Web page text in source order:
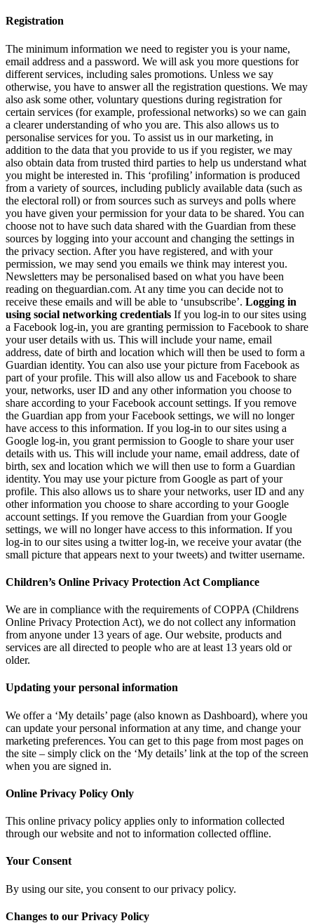
Registration
The minimum information we need to register you is your name,
email address and a password. We will ask you more questions for
different services, including sales promotions. Unless we say
otherwise, you have to answer all the registration questions. We may
also ask some other, voluntary questions during registration for
certain services (for example, professional networks) so we can gain
a clearer understanding of who you are. This also allows us to
personalise services for you. To assist us in our marketing, in
addition to the data that you provide to us if you register, we may
also obtain data from trusted third parties to help us understand what
you might be interested in. This ‘profiling’ information is produced
from a variety of sources, including publicly available data (such as
the electoral roll) or from sources such as surveys and polls where
you have given your permission for your data to be shared. You can
choose not to have such data shared with the Guardian from these
sources by logging into your account and changing the settings in
the privacy section. After you have registered, and with your
permission, we may send you emails we think may interest you.
Newsletters may be personalised based on what you have been
reading on theguardian.com. At any time you can decide not to
receive these emails and will be able to ‘unsubscribe’. Logging in
using social networking credentials If you log-in to our sites using
a Facebook log-in, you are granting permission to Facebook to share
your user details with us. This will include your name, email
address, date of birth and location which will then be used to form a
Guardian identity. You can also use your picture from Facebook as
part of your profile. This will also allow us and Facebook to share
your, networks, user ID and any other information you choose to
share according to your Facebook account settings. If you remove
the Guardian app from your Facebook settings, we will no longer
have access to this information. If you log-in to our sites using a
Google log-in, you grant permission to Google to share your user
details with us. This will include your name, email address, date of
birth, sex and location which we will then use to form a Guardian
identity. You may use your picture from Google as part of your
profile. This also allows us to share your networks, user ID and any
other information you choose to share according to your Google
account settings. If you remove the Guardian from your Google
settings, we will no longer have access to this information. If you
log-in to our sites using a twitter log-in, we receive your avatar (the
small picture that appears next to your tweets) and twitter username.
Children’s Online Privacy Protection Act Compliance
We are in compliance with the requirements of COPPA (Childrens
Online Privacy Protection Act), we do not collect any information
from anyone under 13 years of age. Our website, products and
services are all directed to people who are at least 13 years old or
older.
Updating your personal information
We offer a ‘My details’ page (also known as Dashboard), where you
can update your personal information at any time, and change your
marketing preferences. You can get to this page from most pages on
the site – simply click on the ‘My details’ link at the top of the screen
when you are signed in.
Online Privacy Policy Only
This online privacy policy applies only to information collected
through our website and not to information collected offline.
Your Consent
By using our site, you consent to our privacy policy.
Changes to our Privacy Policy